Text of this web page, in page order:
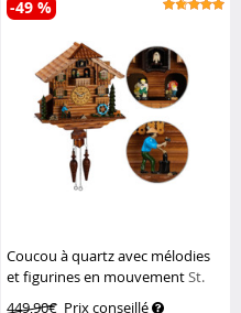
Coucou à quartz avec mélodies
et figurines en mouvementSt.
449,90€ Prix conseillé
-49 %